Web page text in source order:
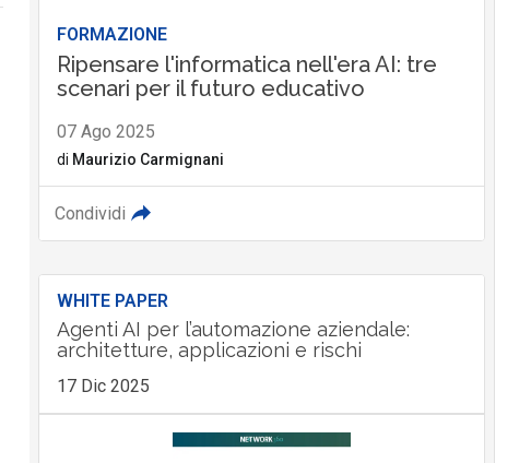
FORMAZIONE
Ripensare l'informatica nell'era AI: tre
scenari per il futuro educativo
07 Ago 2025
di Maurizio Carmignani
Condividi
WHITE PAPER
Agenti AI per l’automazione aziendale:
architetture, applicazioni e rischi
17 Dic 2025